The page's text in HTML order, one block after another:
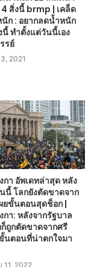
สิ่งนี้ brmp | เคล็ด
ก : อยากลดน้ำหนัก
นี้ ทำตั้งแต่วันนี้เอง
รย์
2021
กา อัพเดทล่าสุด หลัง
นี้ โลกยังตัดขาดจาก
ยขั้นตอนสุดช็อก |
กา: หลังจากรัฐบาล
ถูกตัดขาดจากศรี
นตอนที่น่าตกใจมา
11, 2022